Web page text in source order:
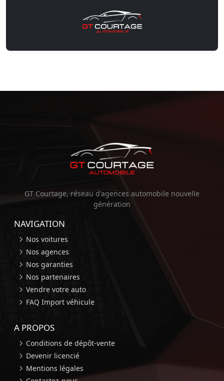
GT Courtage, réseau d'agences automobile nouvelle
génération
NAVIGATION
Nos voitures
Nos agences
Nos garanties
Nos partenaires
Vendre votre auto
FAQ Import véhicule
A PROPOS
Conditions de dépôt-vente
Devenir licencié
Mentions légales